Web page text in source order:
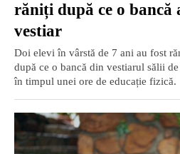
răniți după ce o bancă
vestiar
Doi elevi în vârstă de 7 ani au fost
după ce o bancă din vestiarul sălii
în timpul unei ore de educație fizică.